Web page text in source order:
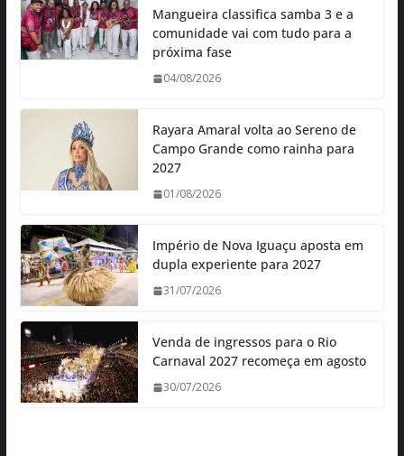
Mangueira classifica samba 3 e a
comunidade vai com tudo para a
próxima fase
04/08/2026
Rayara Amaral volta ao Sereno de
Campo Grande como rainha para
2027
01/08/2026
Império de Nova Iguaçu aposta em
dupla experiente para 2027
31/07/2026
Venda de ingressos para o Rio
Carnaval 2027 recomeça em agosto
30/07/2026